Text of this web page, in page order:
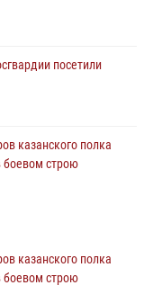
посетили
казанского полка
боевом строю
в окружном этапе
казанского полка
боевом строю